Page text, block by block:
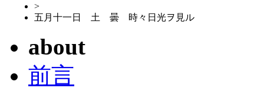
>
五月十一日 土 曇 時々日光ヲ見ル
about
前言